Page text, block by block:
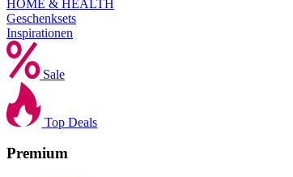
HOME & HEALTH
Geschenksets
Inspirationen
Sale
Top Deals
Premium